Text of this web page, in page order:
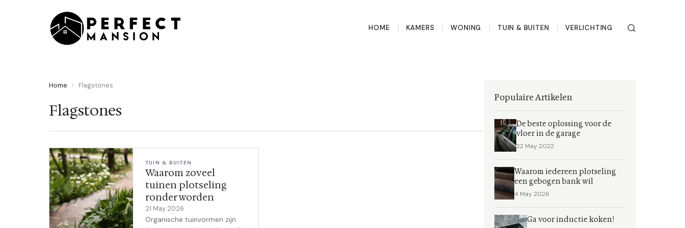
HOME KAMERS WONING TUIN & BUITEN VERLICHTING
Home › Flagstones
Flagstones
TUIN & BUITEN
Waarom zoveel
tuinen plotseling
ronder worden
21 May 2026
Organische tuinvormen zijn
Populaire Artikelen
De beste oplossing voor de
vloer in de garage
22 May 2022
Waarom iedereen plotseling
een gebogen bank wil
4 May 2026
Ga voor inductie koken!